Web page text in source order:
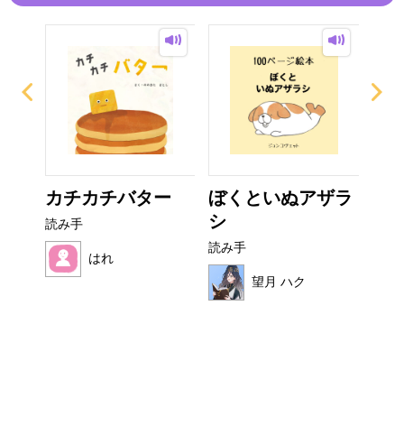
カチカチバター
読み手
はれ
ぼくといぬアザラ
シ
読み手
望月 ハク